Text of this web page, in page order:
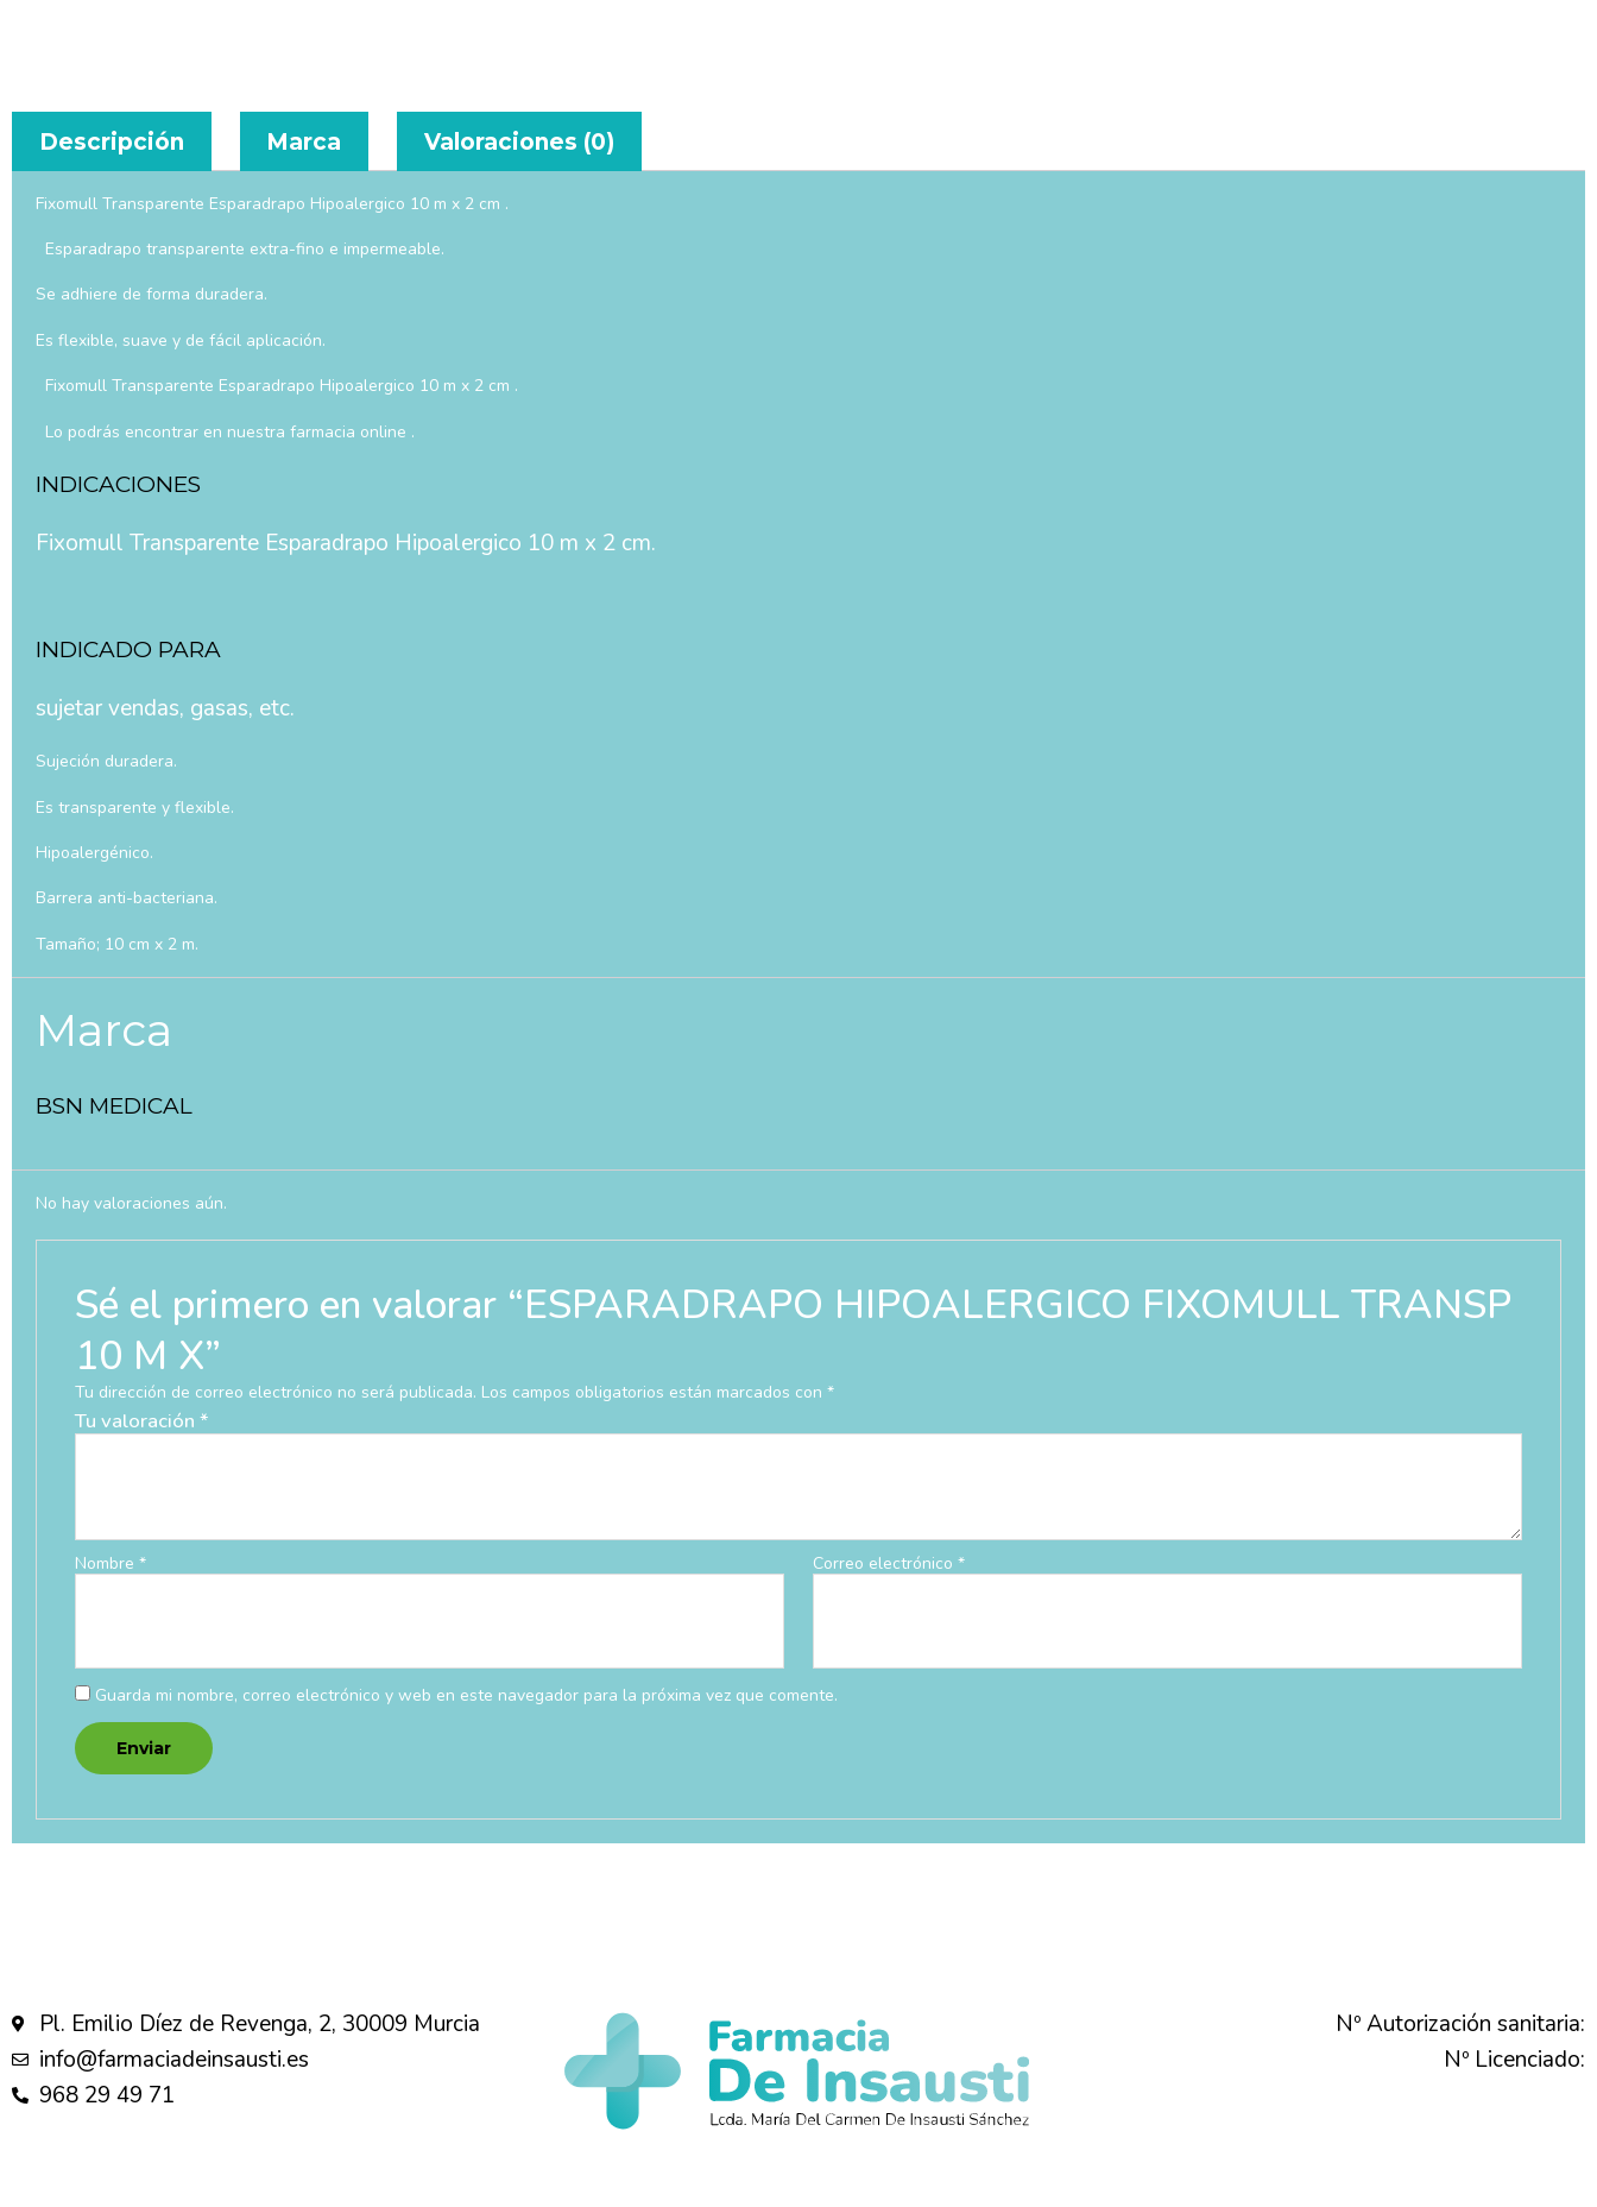
Descripción Marca Valoraciones (0)
Fixomull Transparente Esparadrapo Hipoalergico 10 m x 2 cm .
Esparadrapo transparente extra-fino e impermeable.
Se adhiere de forma duradera.
Es flexible, suave y de fácil aplicación.
Fixomull Transparente Esparadrapo Hipoalergico 10 m x 2 cm .
Lo podrás encontrar en nuestra farmacia online .
INDICACIONES
Fixomull Transparente Esparadrapo Hipoalergico 10 m x 2 cm.
INDICADO PARA
sujetar vendas, gasas, etc.
Sujeción duradera.
Es transparente y flexible.
Hipoalergénico.
Barrera anti-bacteriana.
Tamaño; 10 cm x 2 m.
Marca
BSN MEDICAL
No hay valoraciones aún.
Sé el primero en valorar “ESPARADRAPO HIPOALERGICO FIXOMULL TRANSP
10 M X”
Tu dirección de correo electrónico no será publicada. Los campos obligatorios están marcados con *
Tu valoración *
Nombre * Correo electrónico*
Guarda mi nombre, correo electrónico y web en este navegador para la próxima vez que comente.
Pl. Emilio Díez de Revenga, 2, 30009 Murcia
info@farmaciadeinsausti.es
968 29 49 71
Nº Autorización sanitaria:
Nº Licenciado: